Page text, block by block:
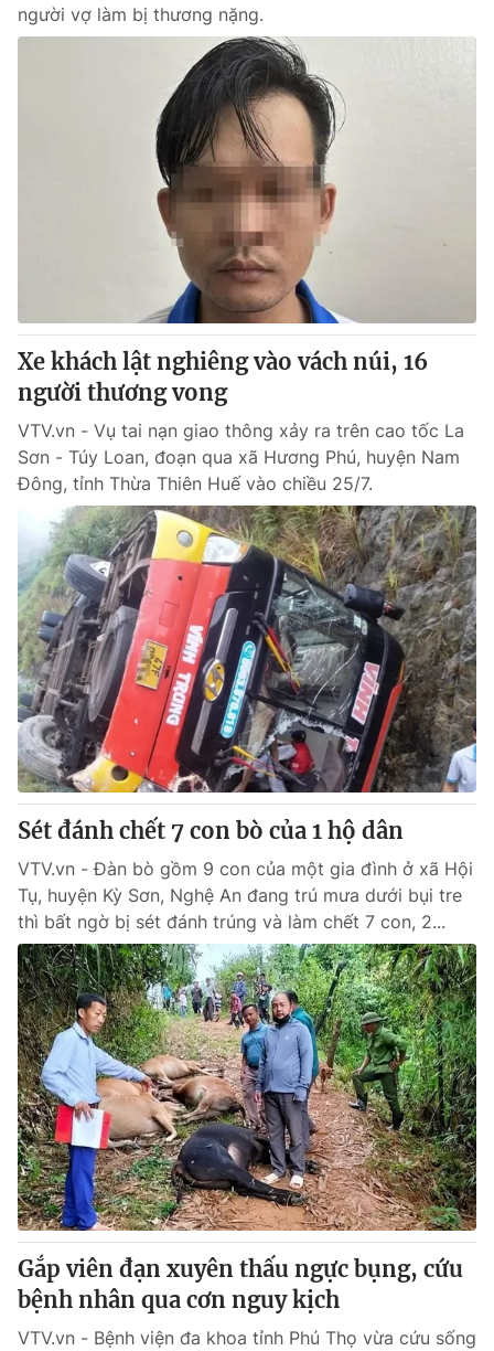
người vợ làm bị thương nặng.
Xe khách lật nghiêng vào vách núi, 16
người thương vong
VTV.vn - Vụ tai nạn giao thông xảy ra trên cao tốc La
Sơn - Túy Loan, đoạn qua xã Hương Phú, huyện Nam
Đông, tỉnh Thừa Thiên Huế vào chiều 25/7.
Sét đánh chết 7 con bò của 1 hộ dân
VTV.vn - Đàn bò gồm 9 con của một gia đình ở xã Hội
Tụ, huyện Kỳ Sơn, Nghệ An đang trú mưa dưới bụi tre
thì bất ngờ bị sét đánh trúng và làm chết 7 con, 2...
Gắp viên đạn xuyên thấu ngực bụng, cứu
bệnh nhân qua cơn nguy kịch
VTV.vn - Bệnh viện đa khoa tỉnh Phú Thọ vừa cứu sống